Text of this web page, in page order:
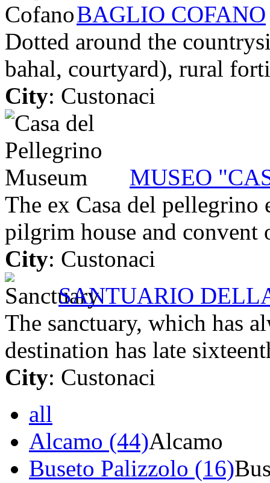
BAGLIO COFANO
Dotted around the
bahal, courtyard), rural
City: Custonaci
MUSEO
The ex Casa del pellegrino
pilgrim house and convent
City: Custonaci
SANTUARIO
The sanctuary, which has
destination has late
City: Custonaci
all
Alcamo (44)Alcamo
Buseto Palizzolo (16)